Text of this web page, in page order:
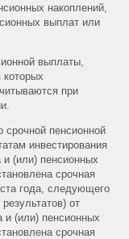
накоплений,
выплат или
выплаты,
которых
при
срочной пенсионной
инвестирования
и (или) пенсионных
срочная
года, следующего
от
и (или) пенсионных
срочная